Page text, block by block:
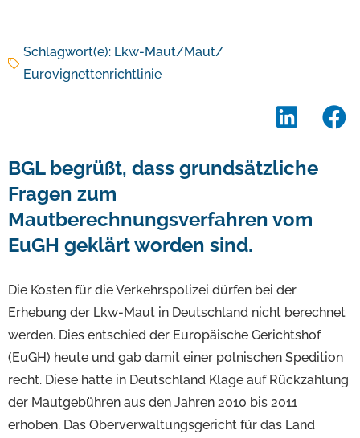
Schlagwort(e): Lkw-Maut/Maut/
Eurovignettenrichtlinie
BGL begrüßt, dass grundsätzliche
Fragen zum
Mautberechnungsverfahren vom
EuGH geklärt worden sind.
Die Kosten für die Verkehrspolizei dürfen bei der
Erhebung der Lkw-Maut in Deutschland nicht berechnet
werden. Dies entschied der Europäische Gerichtshof
(EuGH) heute und gab damit einer polnischen Spedition
recht. Diese hatte in Deutschland Klage auf Rückzahlung
der Mautgebühren aus den Jahren 2010 bis 2011
erhoben. Das Oberverwaltungsgericht für das Land